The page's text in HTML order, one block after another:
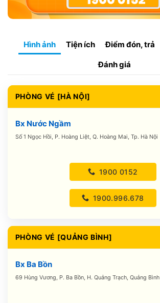
Hình ảnh Tiện ích Điểm đón, trả
Đánh giá
PHÒNG VÉ [HÀ NỘI]
Bx Nước Ngầm
Số 1 Ngọc Hồi, P. Hoàng Liệt, Q. Hoàng Mai, Tp. Hà Nội
1900 0152
1900.996.678
PHÒNG VÉ [QUẢNG BÌNH]
Bx Ba Bồn
69 Hùng Vương, P. Ba Bồn, H. Quảng Trạch, Quảng Bình